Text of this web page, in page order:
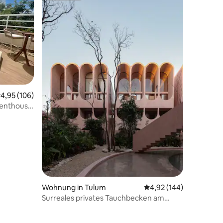
Bewertung: 4,95 von 5, 106 Bewertungen
4,95 (106)
Wohnung in Tulum Durchschnittliche
4,92 (144)
Surreales privates Tauchbecken am